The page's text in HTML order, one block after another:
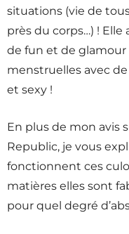
situations (vie de
près du corps…) !
de fun et de glamour
menstruelles avec
et sexy !
En plus de mon avis
Republic, je vous
fonctionnent ces
matières elles sont
pour quel degré